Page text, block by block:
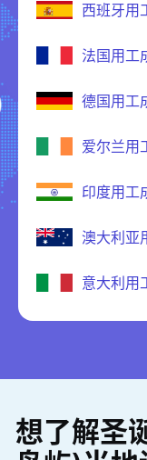
西班牙用
法国用工
德国用工
爱尔兰用
印度用工
澳大利亚
意大利用
想了解圣